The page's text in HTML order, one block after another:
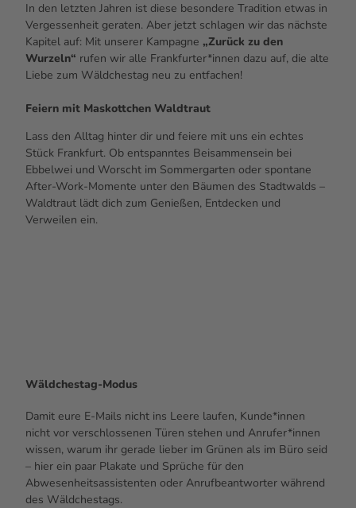
In den letzten Jahren ist diese besondere Tradition etwas in
Vergessenheit geraten. Aber jetzt schlagen wir das nächste
Kapitel auf: Mit unserer Kampagne „Zurück zu den
Wurzeln“ rufen wir alle Frankfurter*innen dazu auf, die alte
Liebe zum Wäldchestag neu zu entfachen!
Feiern mit Maskottchen Waldtraut
Lass den Alltag hinter dir und feiere mit uns ein echtes
Stück Frankfurt. Ob entspanntes Beisammensein bei
Ebbelwei und Worscht im Sommergarten oder spontane
After-Work-Momente unter den Bäumen des Stadtwalds –
Waldtraut lädt dich zum Genießen, Entdecken und
Verweilen ein.
Wäldchestag-Modus
Damit eure E-Mails nicht ins Leere laufen, Kunde*innen
nicht vor verschlossenen Türen stehen und Anrufer*innen
wissen, warum ihr gerade lieber im Grünen als im Büro seid
– hier ein paar Plakate und Sprüche für den
Abwesenheitsassistenten oder Anrufbeantworter während
des Wäldchestags.